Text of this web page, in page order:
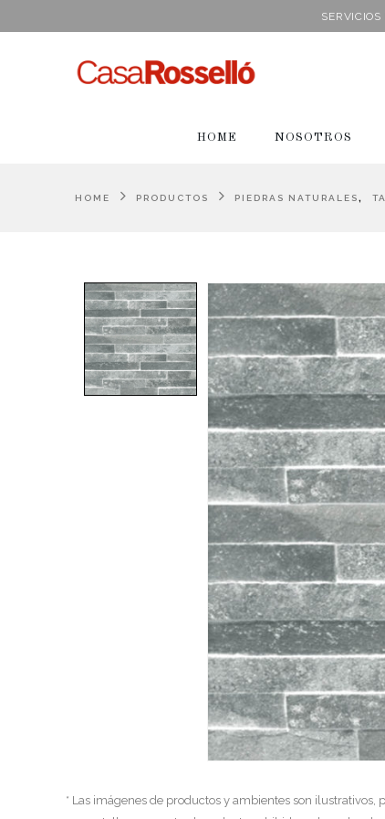
HOME NOSOTROS
HOME PRODUCTOS PIEDRAS NATURALES,
* Las imágenes de productos y ambientes son